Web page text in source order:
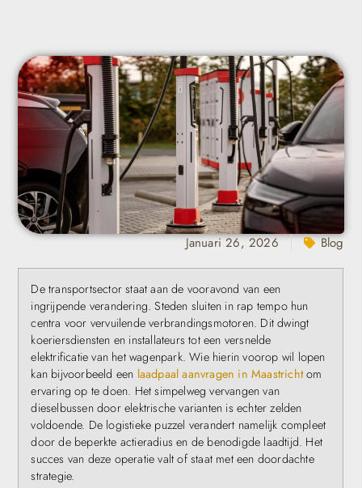
Januari 26, 2026 Blog
De transportsector staat aan de vooravond van een
ingrijpende verandering. Steden sluiten in rap tempo hun
centra voor vervuilende verbrandingsmotoren. Dit dwingt
koeriersdiensten en installateurs tot een versnelde
elektrificatie van het wagenpark. Wie hierin voorop wil lopen
kan bijvoorbeeld een laadpaal aanvragen in Maastrichtom
ervaring op te doen. Het simpelweg vervangen van
dieselbussen door elektrische varianten is echter zelden
voldoende. De logistieke puzzel verandert namelijk compleet
door de beperkte actieradius en de benodigde laadtijd. Het
succes van deze operatie valt of staat met een doordachte
strategie.